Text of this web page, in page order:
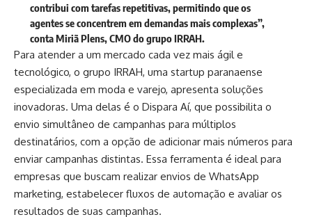
contribui com tarefas repetitivas, permitindo que os
agentes se concentrem em demandas mais complexas”,
conta Miriã Plens, CMO do grupo IRRAH.
Para atender a um mercado cada vez mais ágil e
tecnológico, o grupo IRRAH, uma startup paranaense
especializada em moda e varejo, apresenta soluções
inovadoras. Uma delas é o Dispara Aí, que possibilita o
envio simultâneo de campanhas para múltiplos
destinatários, com a opção de adicionar mais números para
enviar campanhas distintas. Essa ferramenta é ideal para
empresas que buscam realizar envios de WhatsApp
marketing, estabelecer fluxos de automação e avaliar os
resultados de suas campanhas.